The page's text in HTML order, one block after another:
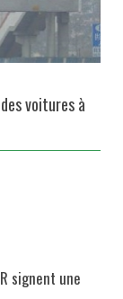
voitures à
signent une